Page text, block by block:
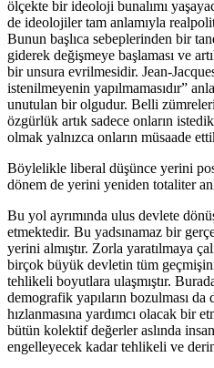
ölçekte bir ideoloji bunalımı
de ideolojiler tam anlamıyla
Bunun başlıca sebeplerinden bir
giderek değişmeye başlaması ve
bir unsura evrilmesidir. Jean-
istenilmeyenin yapılmamasıdır”
unutulan bir olgudur. Belli
özgürlük artık sadece onların
olmak yalnızca onların müsaade
Böylelikle liberal düşünce yerini
dönem de yerini yeniden totaliter
Bu yol ayrımında ulus devlete
etmektedir. Bu yadsınamaz bir
yerini almıştır. Zorla yaratılmaya
birçok büyük devletin tüm
tehlikeli boyutlara ulaşmıştır.
demografik yapıların bozulması
hızlanmasına yardımcı olacak bir
bütün kolektif değerler aslında
engelleyecek kadar tehlikeli ve